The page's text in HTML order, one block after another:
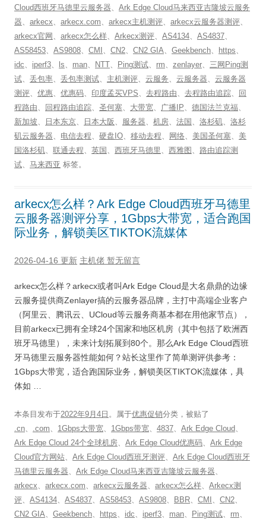
Cloud西班牙马德里云服务器、 Ark Edge Cloud马来西亚吉隆坡云服务
器、 arkecx、 arkecx.com、 arkecx主机测评、 arkecx云服务器测评、
arkecx官网 、 arkecx怎么样、 Arkecx测评、 AS4134、 AS4837、
AS58453、 AS9808、 CMI 、 CN2、 CN2 GIA、 Geekbench、 https、
idc、 iperf3、 ls、 man、 NTT、 Ping测试、 rm、 zenlayer、 三网Ping测
试、 丢包率、 丢包率测试、 主机测评、 云服务、 云服务器、 云服务器
测评、 优惠、 优惠码、 印度孟买VPS、 去程路由、 去程路由追踪、
回
程路由、 回程路由追踪、 圣何塞、 大带宽、 广播IP、 德国法兰克福、
新加坡、 日本东京、 日本大阪 、 服务器、 机房、 法国 、 洛杉矶、 洛杉
矶云服务器、 电信去程、 硬盘IO、 移动去程、 网络、 美国圣何塞、 美
国洛杉矶、 联通去程、 英国 、 西班牙马德里 、 西雅图 、 路由追踪测
试、 马来西亚 标签。
arkecx怎么样？Ark Edge Cloud西班牙马德里
云服务器测评分享，1Gbps大带宽，适合跑国
际业务，解锁美区TIKTOK流媒体
2026-04-16 更新 主机佬 暂无留言
arkecx怎么样？arkecx或者叫Ark Edge Cloud是大名鼎鼎的边缘
云服务提供商Zenlayer搞的云服务器品牌，主打中高端企业客户
（阿里云、腾讯云、UCloud等云服务商基本都在用他家节点），
目前arkecx已拥有全球24个国家和地区机房（其中包括了欧洲西
班牙马德里），未来计划拓展到80个。那么Ark Edge Cloud西班
牙马德里云服务器性能如何？站长这里作了简单测评供参考：
1Gbps大带宽，适合跑国际业务，解锁美区TIKTOK流媒体，具
体如 …
本条目发布于2022年9月4日 。属于优惠促销分类，被贴了
.cn、 .com、 1Gbps大带宽、 1Gbps带宽、 4837、 Ark Edge Cloud、
Ark Edge Cloud 24个全球机房、 Ark Edge Cloud优惠码、 Ark Edge
Cloud官方网站、 Ark Edge Cloud西班牙测评、 Ark Edge Cloud西班牙
马德里云服务器、 Ark Edge Cloud马来西亚吉隆坡云服务器、
arkecx、 arkecx.com、 arkecx云服务器、 arkecx怎么样、 Arkecx测
评、 AS4134、 AS4837、 AS58453、 AS9808、 BBR、 CMI 、 CN2、
CN2 GIA、 Geekbench、 https、 idc、 iperf3、 man、 Ping测试、 rm、